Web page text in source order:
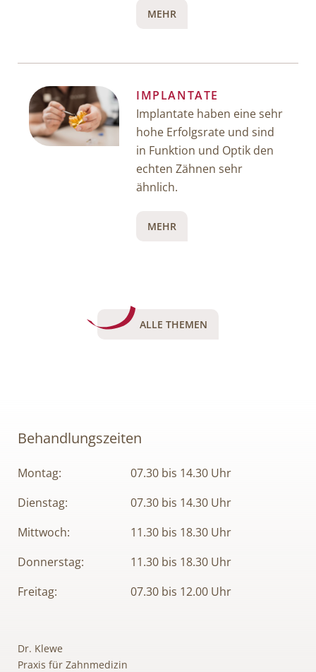
MEHR
IMPLANTATE
Implantate haben eine sehr
hohe Erfolgsrate und sind
in Funktion und Optik den
echten Zähnen sehr
ähnlich.
MEHR
ALLE THEMEN
Behandlungszeiten
Montag:
07.30 bis 14.30 Uhr
Dienstag:
07.30 bis 14.30 Uhr
Mittwoch:
11.30 bis 18.30 Uhr
Donnerstag:
11.30 bis 18.30 Uhr
Freitag:
07.30 bis 12.00 Uhr
Dr. Klewe
Praxis für Zahnmedizin